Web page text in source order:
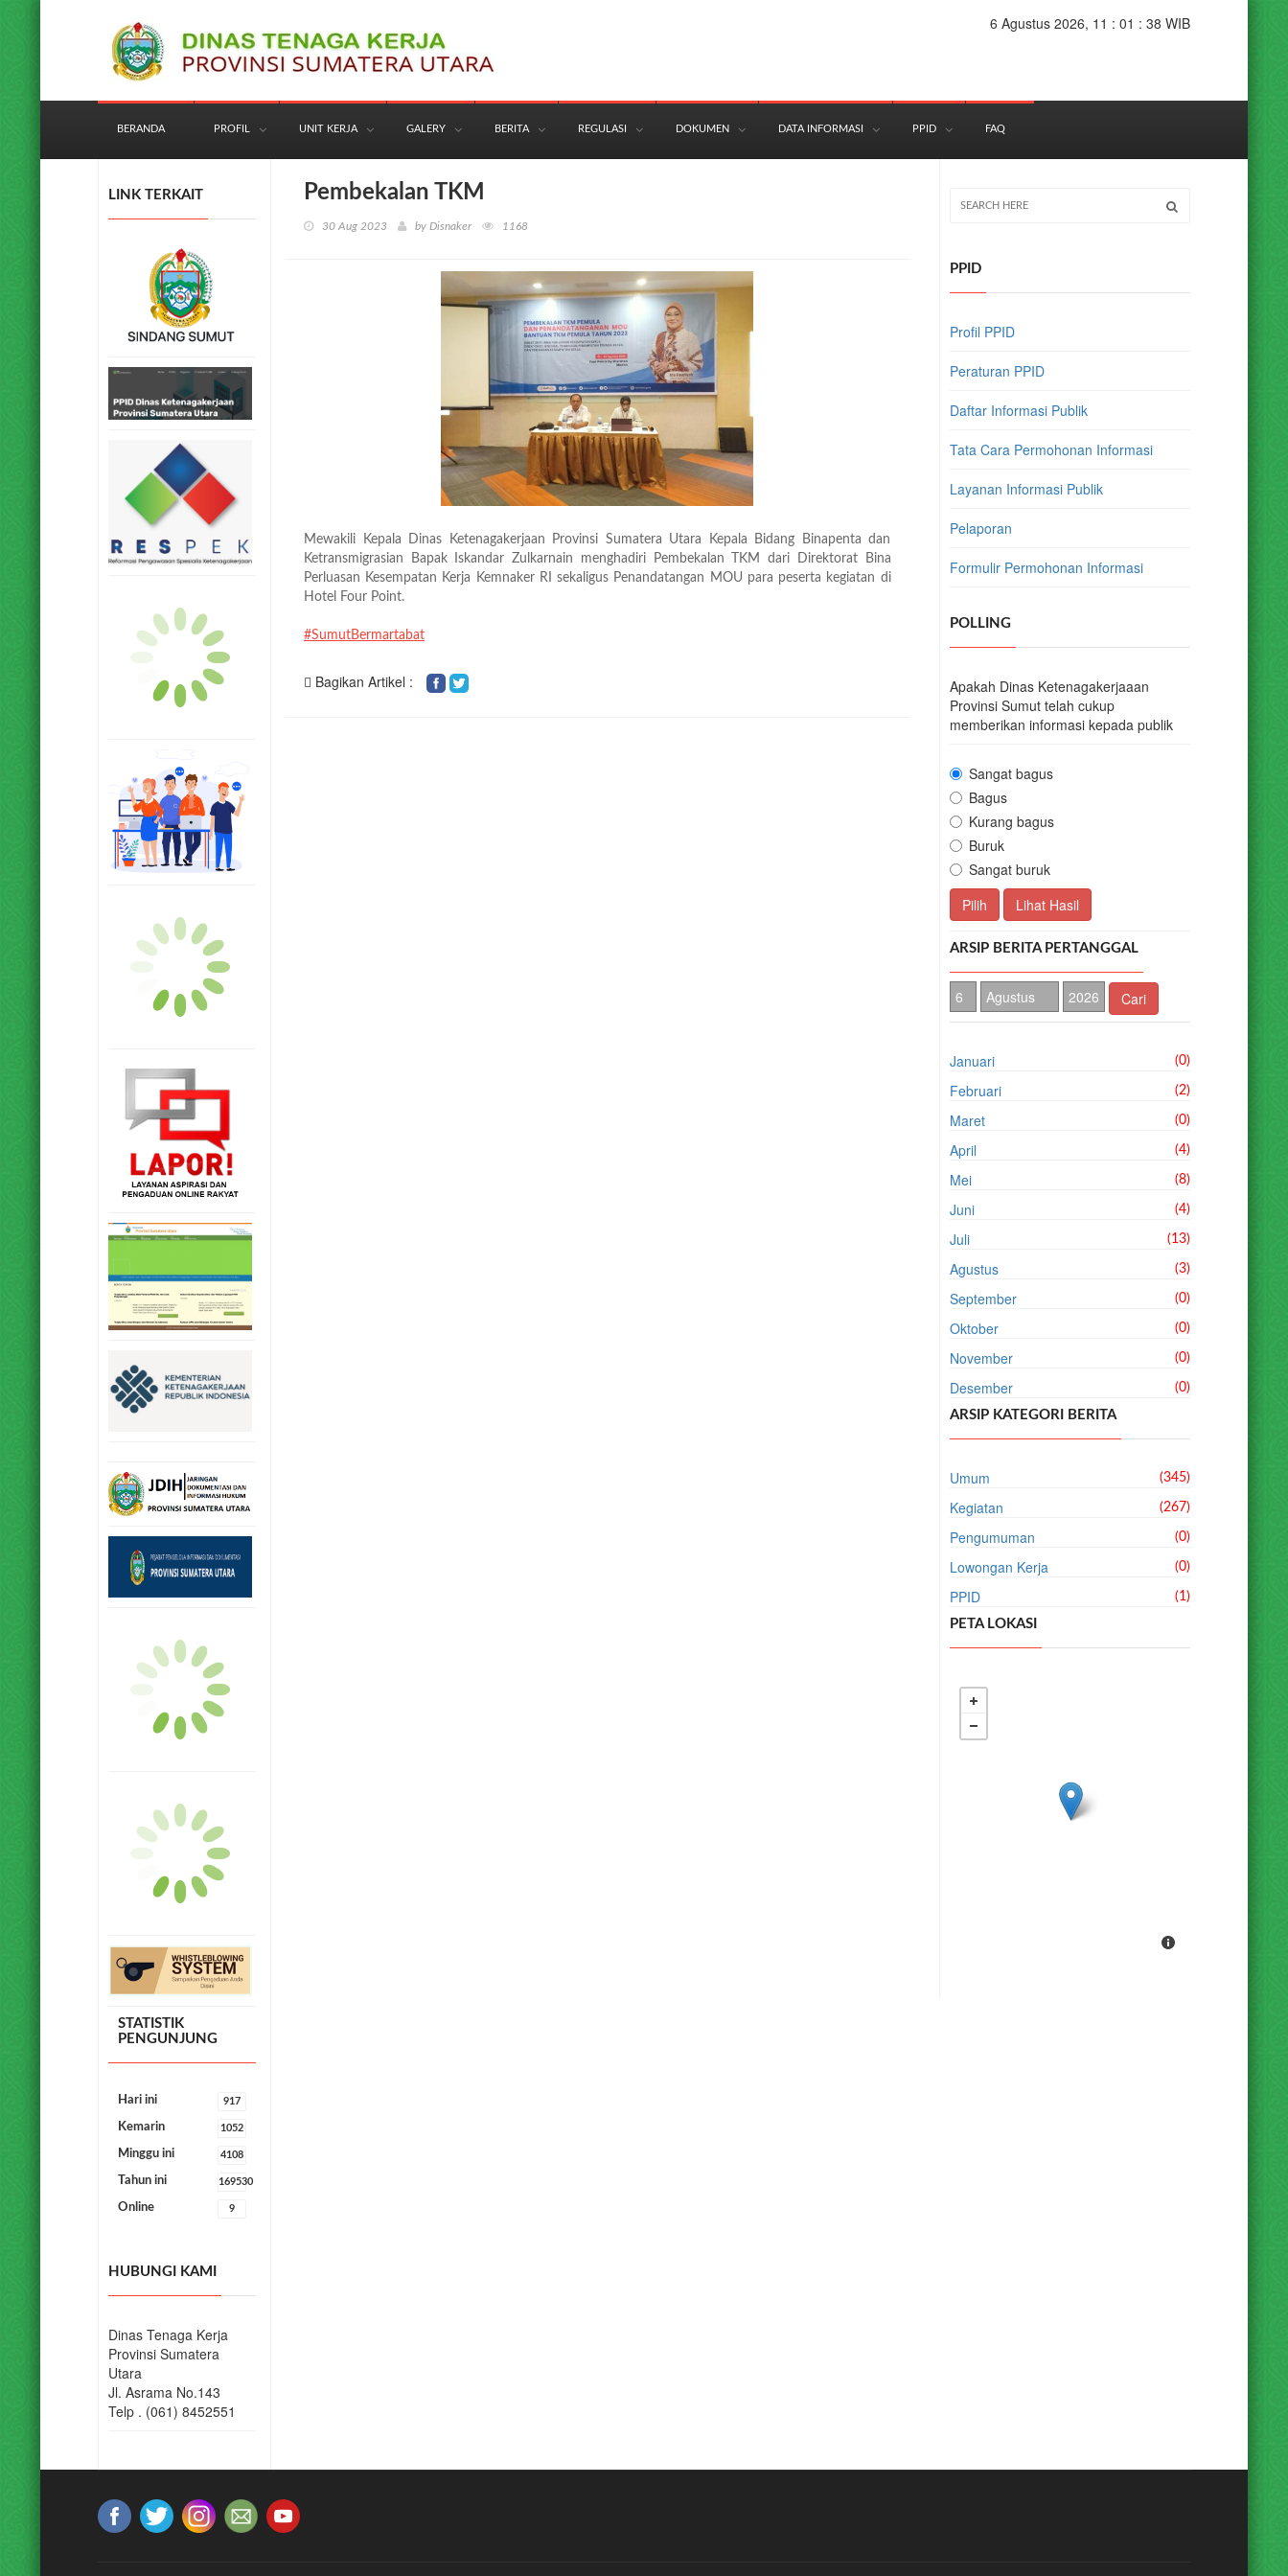
6 Agustus 2026, 11 : 01 : 39 WIB
BERANDA PROFIL UNIT KERJA GALERY BERITA REGULASI DOKUMEN DATA INFORMASI PPID FAQ
LINK TERKAIT
STATISTIK
PENGUNJUNG
Tahun ini 169530
Online
Dinas Tenaga Kerja
Provinsi Sumatera
Utara
Pembekalan TKM
30 Aug 2023 by Disnaker 1168
Mewakili Kepala Dinas Ketenagakerjaan Provinsi Sumatera Utara Kepala Bidang Binapenta dan
Ketransmigrasian Bapak Iskandar Zulkarnain menghadiri Pembekalan TKM dari Direktorat Bina
Perluasan Kesempatan Kerja Kemnaker RI sekaligus Penandatangan MOU para peserta kegiatan di
Hotel Four Point.
#SumutBermartabat
Bagikan Artikel :
PPID
Profil PPID
Peraturan PPID
Daftar Informasi Publik
Tata Cara Permohonan Informasi
Layanan Informasi Publik
Pelaporan
Formulir Permohonan Informasi
POLLING
Apakah Dinas Ketenagakerjaaan
Provinsi Sumut telah cukup
memberikan informasi kepada publik
Sangat bagus
Bagus
Kurang bagus
Buruk
Sangat buruk
Pilih
Lihat Hasil
ARSIP BERITA PERTANGGAL
Cari
Januari (0)
Februari (2)
Maret (0)
April (4)
Mei (8)
Juni (4)
Juli (13)
Agustus (3)
September (0)
Oktober (0)
November (0)
Desember (0)
ARSIP KATEGORI BERITA
Umum (345)
Kegiatan (267)
Pengumuman (0)
Lowongan Kerja (0)
PPID (1)
PETA LOKASI